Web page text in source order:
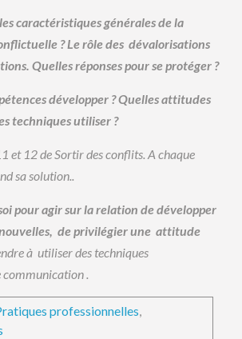
caractéristiques générales de la
? Le rôle des dévalorisations
Quelles réponses pour se protéger ?
développer ? Quelles attitudes
techniques utiliser ?
et 12 de Sortir des conflits. A chaque
sa solution..
soi pour agir sur la relation de développer
de privilégier uneattitude
à utiliser des techniques
communication .
professionnelles,